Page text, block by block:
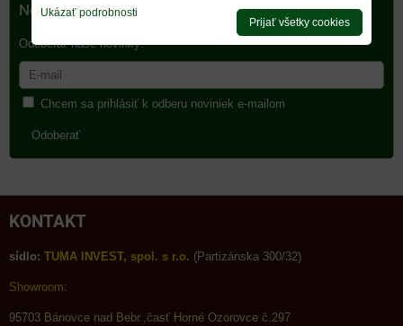
Newsletter
Odoberať naše novinky:
Chcem sa prihlásiť k odberu noviniek e-mailom
Odoberať
KONTAKT
sídlo: TUMA INVEST, spol. s r.o. (Partizánska 300/32)
Showroom:
95703 Bánovce nad Bebr.,časť Horné Ozorovce č.297
Ukázať podrobnosti
Prijať všetky cookies